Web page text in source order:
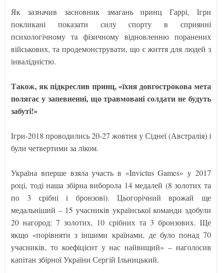
Як зазначив засновник змагань принц Гаррі, Ігри
покликані показати силу спорту в сприянні
психологічному та фізичному відновленню поранених
військових, та продемонструвати, що є життя для людей з
інвалідністю.
Також, як підкреслив принц, «їхня довгострокова мета
полягає у запевненні, що травмовані солдати не будуть
забуті!»
Ігри-2018 проводились 20-27 жовтня у Сіднеї (Австралія) і
були четвертими за ліком.
Україна вперше взяла участь в «Invictus Games» у 2017
році, тоді наша збірна виборола 14 медалей (8 золотих та
по 3 срібні і бронзові). Цьогорічний врожай ще
медальніший – 15 учасників української команди здобули
20 нагород: 7 золотих, 10 срібних та 3 бронзових. Ще
якщо «порівняти з іншими країнами, де було понад 70
учасників, то коефіцієнт у нас найвищий» – наголосив
капітан збірної України Сергій Ільницький.